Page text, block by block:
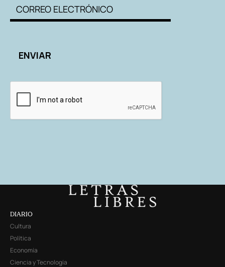
DIARIO
Cultura
Política
Economía
Ciencia y Tecnología